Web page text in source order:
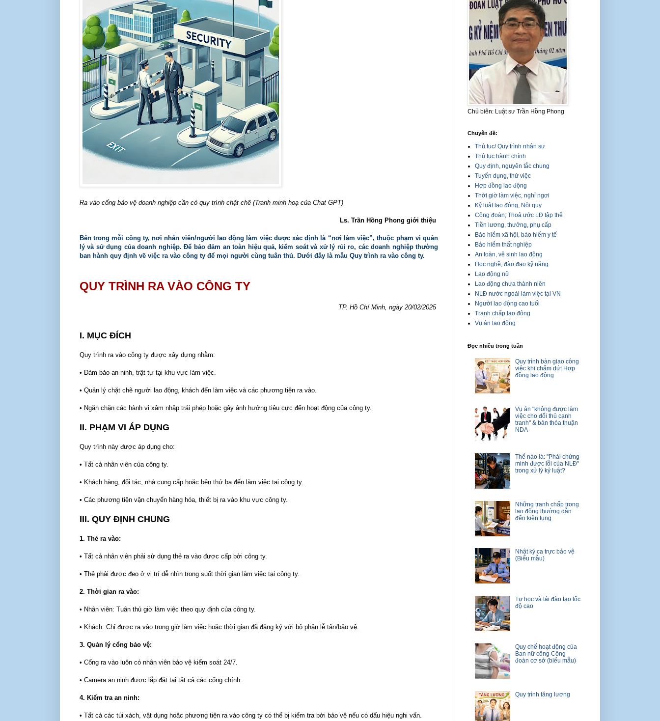
Ra vào cổng bảo vệ doanh nghiệp cần có quy trình chặt chẽ (Tranh minh hoạ của Chat GPT)
Ls. Trần Hồng Phong giới thiệu
Bên trong mỗi công ty, nơi nhân viên/người lao động làm việc được xác định là “nơi làm việc”, thuộc phạm vi quản
lý và sử dụng của doanh nghiệp. Để bảo đảm an toàn hiệu quả, kiểm soát và xử lý rủi ro, các doanh nghiệp thường
ban hành quy định về việc ra vào công ty để mọi người cùng tuân thủ. Dưới đây là mẫu Quy trình ra vào công ty.
QUY TRÌNH RA VÀO CÔNG TY
TP. Hồ Chí Minh, ngày 20/02/2025
I. MỤC ĐÍCH
Quy trình ra vào công ty được xây dựng nhằm:
• Đảm bảo an ninh, trật tự tại khu vực làm việc.
• Quản lý chặt chẽ người lao động, khách đến làm việc và các phương tiện ra vào.
• Ngăn chặn các hành vi xâm nhập trái phép hoặc gây ảnh hưởng tiêu cực đến hoạt động của công ty.
II. PHẠM VI ÁP DỤNG
Quy trình này được áp dụng cho:
• Tất cả nhân viên của công ty.
• Khách hàng, đối tác, nhà cung cấp hoặc bên thứ ba đến làm việc tại công ty.
• Các phương tiện vận chuyển hàng hóa, thiết bị ra vào khu vực công ty.
III. QUY ĐỊNH CHUNG
1. Thẻ ra vào:
• Tất cả nhân viên phải sử dụng thẻ ra vào được cấp bởi công ty.
• Thẻ phải được đeo ở vị trí dễ nhìn trong suốt thời gian làm việc tại công ty.
2. Thời gian ra vào:
• Nhân viên: Tuân thủ giờ làm việc theo quy định của công ty.
• Khách: Chỉ được ra vào trong giờ làm việc hoặc thời gian đã đăng ký với bộ phận lễ tân/bảo vệ.
3. Quản lý cổng bảo vệ:
• Cổng ra vào luôn có nhân viên bảo vệ kiểm soát 24/7.
• Camera an ninh được lắp đặt tại tất cả các cổng chính.
4. Kiểm tra an ninh:
• Tất cả các túi xách, vật dụng hoặc phương tiện ra vào công ty có thể bị kiểm tra bởi bảo vệ nếu có dấu hiệu nghi vấn.
Chủ biên: Luật sư Trần Hồng Phong
Chuyên đề:
Thủ tục/ Quy trình nhân sự
Thủ tục hành chính
Quy định, nguyên tắc chung
Tuyển dụng, thử việc
Hợp đồng lao động
Thời giờ làm việc, nghỉ ngơi
Kỷ luật lao động, Nội quy
Công đoàn; Thoả ước LĐ tập thể
Tiền lương, thưởng, phụ cấp
Bảo hiểm xã hội, bảo hiểm y tế
Bảo hiểm thất nghiệp
An toàn, vệ sinh lao động
Học nghề; đào đạo kỹ năng
Lao động nữ
Lao động chưa thành niên
NLĐ nước ngoài làm việc tại VN
Người lao động cao tuổi
Tranh chấp lao động
Vụ án lao động
Đọc nhiều trong tuần
Quy trình bàn giao công
việc khi chấm dứt Hợp
đồng lao động
Vụ án "không được làm
việc cho đối thủ cạnh
tranh" & bản thỏa thuận
NDA
Thế nào là: "Phải chứng
minh được lỗi của NLĐ"
trong xử lý kỷ luật?
Những tranh chấp trong
lao động thường dẫn
đến kiện tụng
Nhật ký ca trực bảo vệ
(Biểu mẫu)
Tự học và tái đào tạo tốc
độ cao
Quy chế hoạt động của
Ban nữ công Công
đoàn cơ sở (biểu mẫu)
Quy trình tăng lương